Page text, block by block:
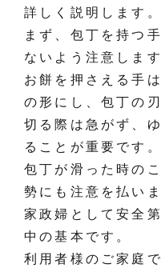
詳しく説明します。
まず、包丁を持つ
ないよう注意します
お餅を押さえる手
の形にし、包丁の
切る際は急がず、
ることが重要です。
包丁が滑った時の
勢にも注意を払いま
家政婦として安全
中の基本です。
利用者様のご家庭